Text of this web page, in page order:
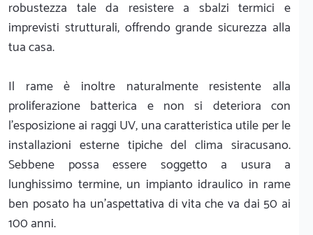
robustezza tale da resistere a sbalzi termici e
imprevisti strutturali, offrendo grande sicurezza alla
tua casa.
Il rame è inoltre naturalmente resistente alla
proliferazione batterica e non si deteriora con
l'esposizione ai raggi UV, una caratteristica utile per le
installazioni esterne tipiche del clima siracusano.
Sebbene possa essere soggetto a usura a
lunghissimo termine, un impianto idraulico in rame
ben posato ha un'aspettativa di vita che va dai 50 ai
100 anni.